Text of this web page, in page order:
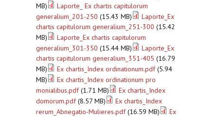
MB)
Laporte_ Ex chartis capitulorum
generalium_201-250 (15.43 MB)
Laporte_Ex
chartis capitulorum generalium_251-300 (15.42
MB)
Laporte_Ex chartis capitulorum
generalium_301-350 (15.44 MB)
Laporte_Ex
chartis capitulorum generalium_351-405 (16.79
MB)
Ex chartis_Index ordinationum.pdf(5.94
MB)
Ex chartis_Index ordinationum pro
monialibus.pdf(1.71 MB)
Ex chartis_Index
domorum.pdf(8.57 MB)
Ex chartis_Index
rerum_Abnegatio-Mulieres.pdf(16.59 MB)
Ex